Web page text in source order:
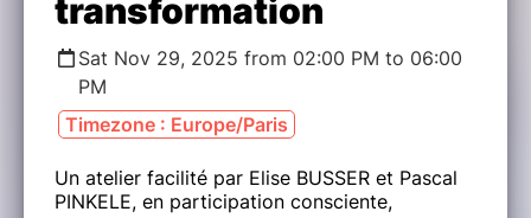
transformation
Sat Nov 29, 2025 from 02:00 PM to 06:00
PM
Timezone : Europe/Paris
Un atelier facilité par Elise BUSSER et Pascal
PINKELE, en participation consciente,